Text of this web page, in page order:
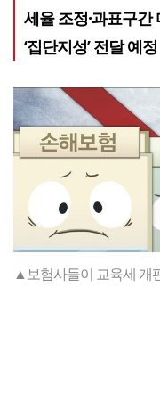
세율 조정·과표구간
‘집단지성’ 전달 예정
▲보험사들이 교육세 개